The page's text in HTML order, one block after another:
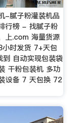
-腻子粉灌装机品
行榜 - 找腻子粉
上.com 海量货源
时发货 7+天包
到 自动实现包装袋
干粉包装机 多功
设备 7 天包换 72